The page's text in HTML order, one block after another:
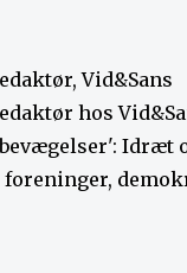
Vid&Sans
hos
Idræt